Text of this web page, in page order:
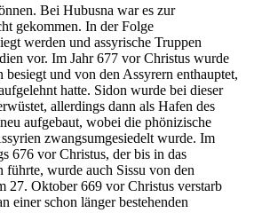
Bei Hubusna war es zur
gekommen. In der Folge
werden und assyrische Truppen
vor. Im Jahr 677 vor Christus wurde
und von den Assyrern enthauptet,
hatte. Sidon wurde bei dieser
allerdings dann als Hafen des
aufgebaut, wobei die phönizische
zwangsumgesiedelt wurde. Im
676 vor Christus, der bis in das
führte, wurde auch Sissu von den
27. Oktober 669 vor Christus verstarb
einer schon länger bestehenden